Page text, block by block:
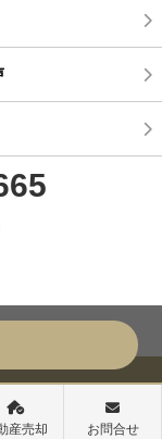
産売却 お問合せ